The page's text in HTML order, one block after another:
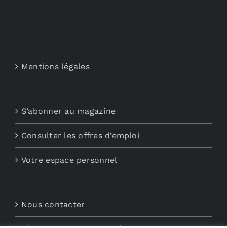
Mentions légales
S’abonner au magazine
Consulter les offres d’emploi
Votre espace personnel
Nous contacter